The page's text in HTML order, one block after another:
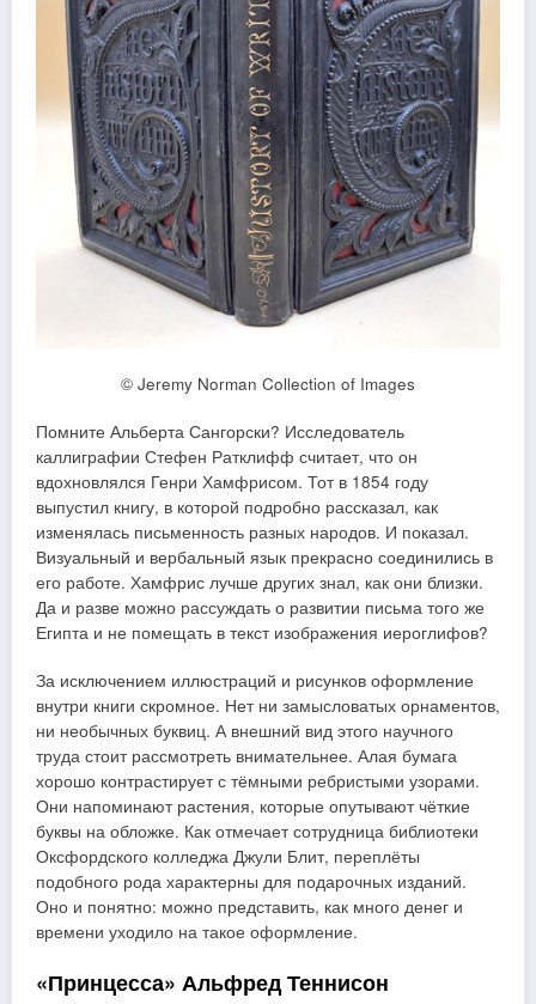
© Jeremy Norman Collection of Images
Помните Альберта Сангорски? Исследователь
каллиграфии Стефен Ратклифф считает, что он
вдохновлялся Генри Хамфрисом. Тот в 1854 году
выпустил книгу, в которой подробно рассказал, как
изменялась письменность разных народов. И показал.
Визуальный и вербальный язык прекрасно соединились в
его работе. Хамфрис лучше других знал, как они близки.
Да и разве можно рассуждать о развитии письма того же
Египта и не помещать в текст изображения иероглифов?
За исключением иллюстраций и рисунков оформление
внутри книги скромное. Нет ни замысловатых орнаментов,
ни необычных буквиц. А внешний вид этого научного
труда стоит рассмотреть внимательнее. Алая бумага
хорошо контрастирует с тёмными ребристыми узорами.
Они напоминают растения, которые опутывают чёткие
буквы на обложке. Как отмечает сотрудница библиотеки
Оксфордского колледжа Джули Блит, переплёты
подобного рода характерны для подарочных изданий.
Оно и понятно: можно представить, как много денег и
времени уходило на такое оформление.
«Принцесса» Альфред Теннисон